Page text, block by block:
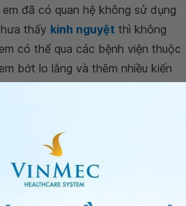
đã có quan hệ không sử dụng
thấy kinh nguyệt thì không
có thể qua các bệnh viện thuộc
bớt lo lắng và thêm nhiều kiến
- Khoa sản phụ khoa - Bệnh